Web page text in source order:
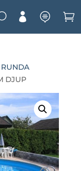
  
RUNDA
DJUP